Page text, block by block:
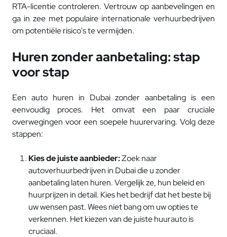
RTA-licentie controleren. Vertrouw op aanbevelingen en
ga in zee met populaire internationale verhuurbedrijven
om potentiële risico's te vermijden.
Huren zonder aanbetaling: stap
voor stap
Een auto huren in Dubai zonder aanbetaling is een
eenvoudig proces. Het omvat een paar cruciale
overwegingen voor een soepele huurervaring. Volg deze
stappen:
Kies de juiste aanbieder:Zoek naar
autoverhuurbedrijven in Dubai die u zonder
aanbetaling laten huren. Vergelijk ze, hun beleid en
huurprijzen in detail. Kies het bedrijf dat het beste bij
uw wensen past. Wees niet bang om uw opties te
verkennen. Het kiezen van de juiste huurauto is
cruciaal.